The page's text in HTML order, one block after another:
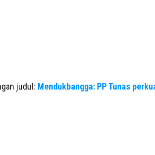
judul: Mendukbangga: PP Tunas